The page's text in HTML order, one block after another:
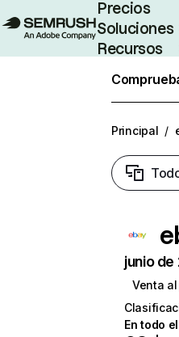
Precios
Soluciones
Recursos
Principal /
junio
Venta
En todo